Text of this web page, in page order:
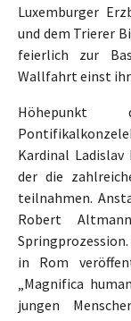
Luxemburger
und dem Trierer
feierlich zur
Wallfahrt einst
Kardinal
der die
teilnahmen.
Robert
in Rom
„Magnifica
jungen